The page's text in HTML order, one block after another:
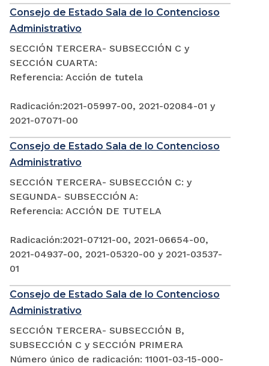
Consejo de Estado Sala de lo Contencioso
Administrativo
SECCIÓN TERCERA- SUBSECCIÓN C y
SECCIÓN CUARTA:
Referencia: Acción de tutela
Radicación:2021-05997-00, 2021-02084-01 y
2021-07071-00
Consejo de Estado Sala de lo Contencioso
Administrativo
SECCIÓN TERCERA- SUBSECCIÓN C: y
SEGUNDA- SUBSECCIÓN A:
Referencia: ACCIÓN DE TUTELA
Radicación:2021-07121-00, 2021-06654-00,
2021-04937-00, 2021-05320-00 y 2021-03537-
01
Consejo de Estado Sala de lo Contencioso
Administrativo
SECCIÓN TERCERA- SUBSECCIÓN B,
SUBSECCIÓN C y SECCIÓN PRIMERA
Número único de radicación: 11001-03-15-000-